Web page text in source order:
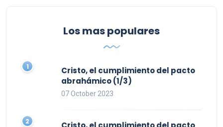
Los mas populares
Cristo, el cumplimiento del pacto
abrahámico (1/3)
07 October 2023